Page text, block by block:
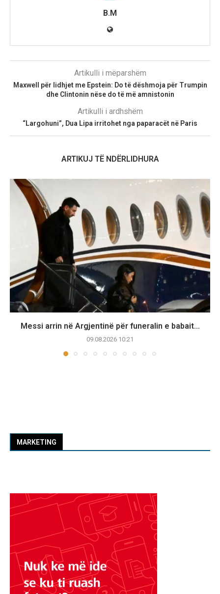
B.M
Artikulli i mëparshëm
Maxwell për lidhjet me Epstein: Do të dëshmoja për Trumpin
dhe Clintonin nëse do të më amnistonin
Artikulli i ardhshëm
“Largohuni”, Dua Lipa irritohet nga paparacët në Paris
ARTIKUJ TË NDËRLIDHURA
Messi arrin në Argjentinë për funeralin e babait...
09.08.2026 10:21
MARKETING